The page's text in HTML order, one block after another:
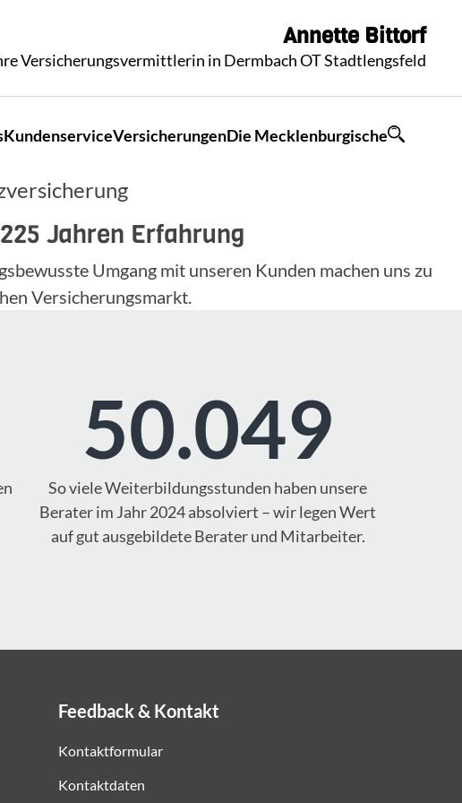
Annette Bittorf
Versicherungsvermittlerin in Dermbach OT Stadtlengsfeld
KundenserviceVersicherungenDie Mecklenburgische
Jahren Erfahrung
Umgang mit unseren Kunden machen uns zu
Versicherungsmarkt.
50.049
So viele Weiterbildungsstunden haben unsere
Berater im Jahr 2024 absolviert – wir legen Wert
auf gut ausgebildete Berater und Mitarbeiter.
Feedback & Kontakt
Kontaktformular
Kontaktdaten